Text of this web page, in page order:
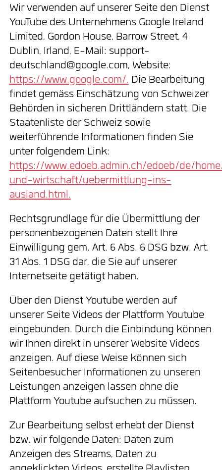
Wir verwenden auf unserer Seite den Dienst
YouTube des Unternehmens Google Ireland
Limited, Gordon House, Barrow Street, 4
Dublin, Irland, E-Mail: support-
deutschland@google.com, Website:
https://www.google.com/.Die Bearbeitung
findet gemäss Einschätzung von Schweizer
Behörden in sicheren Drittländern statt. Die
Staatenliste der Schweiz sowie
weiterführende Informationen finden Sie
unter folgendem Link:
https://www.edoeb.admin.ch/edoeb/de/
und-wirtschaft/uebermittlung-ins-
ausland.html.
Rechtsgrundlage für die Übermittlung der
personenbezogenen Daten stellt Ihre
Einwilligung gem. Art. 6 Abs. 6 DSG bzw. Art.
31 Abs. 1 DSG dar, die Sie auf unserer
Internetseite getätigt haben.
Über den Dienst Youtube werden auf
unserer Seite Videos der Plattform Youtube
eingebunden. Durch die Einbindung können
wir Ihnen direkt in unserer Website Videos
anzeigen. Auf diese Weise können sich
Seitenbesucher Informationen zu unseren
Leistungen anzeigen lassen ohne die
Plattform Youtube aufsuchen zu müssen.
Zur Bearbeitung selbst erhebt der Dienst
bzw. wir folgende Daten: Daten zum
Anzeigen des Streams, Daten zu